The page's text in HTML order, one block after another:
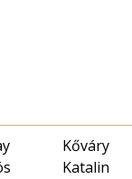
Kőváry
Katalin